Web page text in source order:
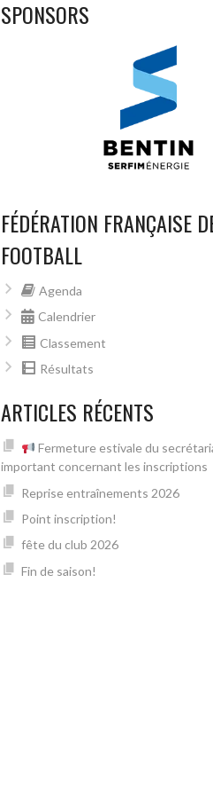
SPONSORS
FÉDÉRATION FRANÇAISE
FOOTBALL
Agenda
Calendrier
Classement
Résultats
ARTICLES RÉCENTS
Fermeture estivale du
important concernant les inscriptions
Reprise entraînements 2026
Point inscription!
fête du club 2026
Fin de saison!